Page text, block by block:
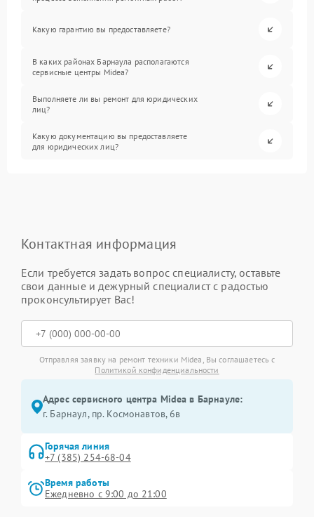
Какую гарантию вы предоставляете?
В каких районах Барнаула располагаются
сервисные центры Midea?
Выполняете ли вы ремонт для юридических
лиц?
Какую документацию вы предоставляете
для юридических лиц?
Контактная информация
Если требуется задать вопрос специалисту, оставьте
свои данные и дежурный специалист с радостью
проконсультирует Вас!
Отправляя заявку на ремонт техники Midea, Вы соглашаетесь с
Политикой конфиденциальности
Адрес сервисного центра Midea в Барнауле:
г. Барнаул, ​пр. Космонавтов, 6в
Горячая линия
+7 (385) 254-68-04
Время работы
Ежедневно с 9:00 до 21:00